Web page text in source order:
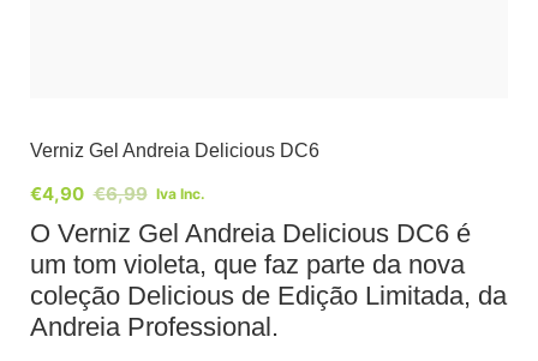
Verniz Gel Andreia Delicious DC6
€6,99
€4,90 Iva Inc.
O Verniz Gel Andreia Delicious DC6 é
um tom violeta, que faz parte da nova
coleção Delicious de Edição Limitada, da
Andreia Professional.